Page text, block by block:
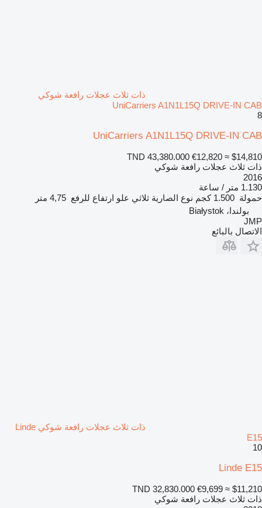
ذات ثلاث عجلات رافعة شوكي
UniCarriers A1N1L15Q DRIVE-IN CAB
8
UniCarriers A1N1L15Q DRIVE-IN CAB
TND 43,380.000 €12,820 ≈ $14,810
ذات ثلاث عجلات رافعة شوكي
2016
1.130 متر / ساعة
حمولة 1.500 كجم نوع الصارية ثلاثي علو ارتفاع للرفع 4,75 متر
بولندا، Białystok
JMP
الاتصال بالبائع
ذات ثلاث عجلات رافعة شوكي Linde
E15
10
Linde E15
TND 32,830.000 €9,699 ≈ $11,210
ذات ثلاث عجلات رافعة شوكي